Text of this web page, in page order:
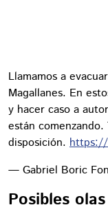
Llamamos a
Magallanes. En
y hacer caso a
están
disposición. https://
— Gabriel Boric
Posibles